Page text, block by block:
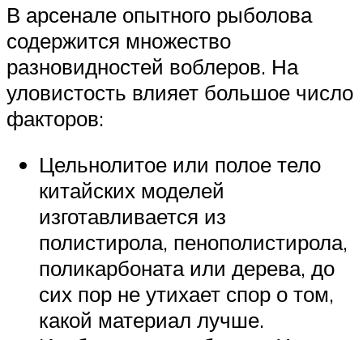
В арсенале опытного рыболова
содержится множество
разновидностей воблеров. На
уловистость влияет большое число
факторов:
Цельнолитое или полое тело
китайских моделей
изготавливается из
полистирола, пенополистирола,
поликарбоната или дерева, до
сих пор не утихает спор о том,
какой материал лучше.